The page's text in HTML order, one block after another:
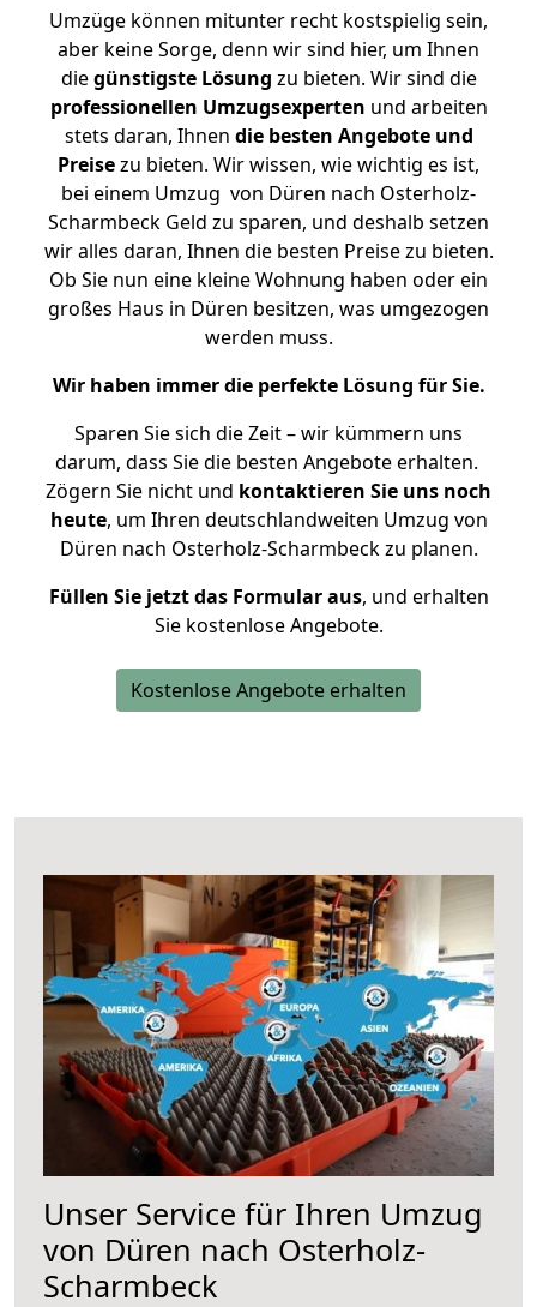
Umzüge können mitunter recht kostspielig sein,
aber keine Sorge, denn wir sind hier, um Ihnen
diegünstigste Lösung zu bieten. Wir sind die
professionellen Umzugsexperten und arbeiten
stets daran, Ihnen die besten Angebote und
Preisezu bieten. Wir wissen, wie wichtig es ist,
bei einem Umzug von Düren nach Osterholz-
Scharmbeck Geld zu sparen, und deshalb setzen
wir alles daran, Ihnen die besten Preise zu bieten.
Ob Sie nun eine kleine Wohnung haben oder ein
großes Haus in Düren besitzen, was umgezogen
werden muss.
Wir haben immer die perfekte Lösung für Sie.
Sparen Sie sich die Zeit – wir kümmern uns
darum, dass Sie die besten Angebote erhalten.
Zögern Sie nicht und kontaktieren Sie uns noch
heute, um Ihren deutschlandweiten Umzug von
Düren nach Osterholz-Scharmbeck zu planen.
Füllen Sie jetzt das Formular aus, und erhalten
Sie kostenlose Angebote.
Kostenlose Angebote erhalten
Unser Service für Ihren Umzug
von Düren nach Osterholz-
Scharmbeck